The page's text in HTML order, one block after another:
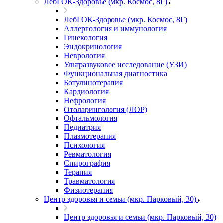
ЛебГОК-Здоровье (мкр. Космос, 8Г)
ЛебГОК-Здоровье (мкр. Космос, 8Г)
Аллергология и иммунология
Гинекология
Эндокринология
Неврология
Ультразвуковое исследование (УЗИ)
Функциональная диагностика
Ботулинотерапия
Кардиология
Нефрология
Отоларингология (ЛОР)
Офтальмология
Педиатрия
Плазмотерапия
Психология
Ревматология
Спирография
Терапия
Травматология
Физиотерапия
Центр здоровья и семьи (мкр. Парковый, 30)
Центр здоровья и семьи (мкр. Парковый, 30)